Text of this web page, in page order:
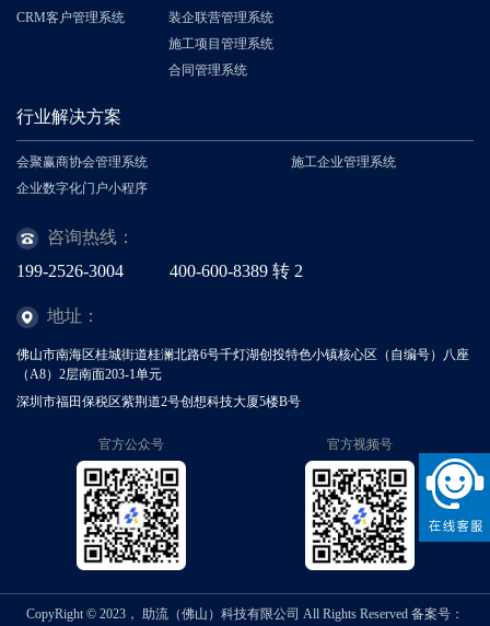
CRM客户管理系统
装企联营管理系统
施工项目管理系统
合同管理系统
行业解决方案
会聚赢商协会管理系统
施工企业管理系统
企业数字化门户小程序
咨询热线：
199-2526-3004
400-600-8389 转 2
地址：
佛山市南海区桂城街道桂澜北路6号千灯湖创投特色小镇核心区（自编号）八座
（A8）2层南面203-1单元
深圳市福田保税区紫荆道2号创想科技大厦5楼B号
官方公众号 官方视频号
CopyRight © 2023， 助流（佛山）科技有限公司 All Rights Reserved 备案号：